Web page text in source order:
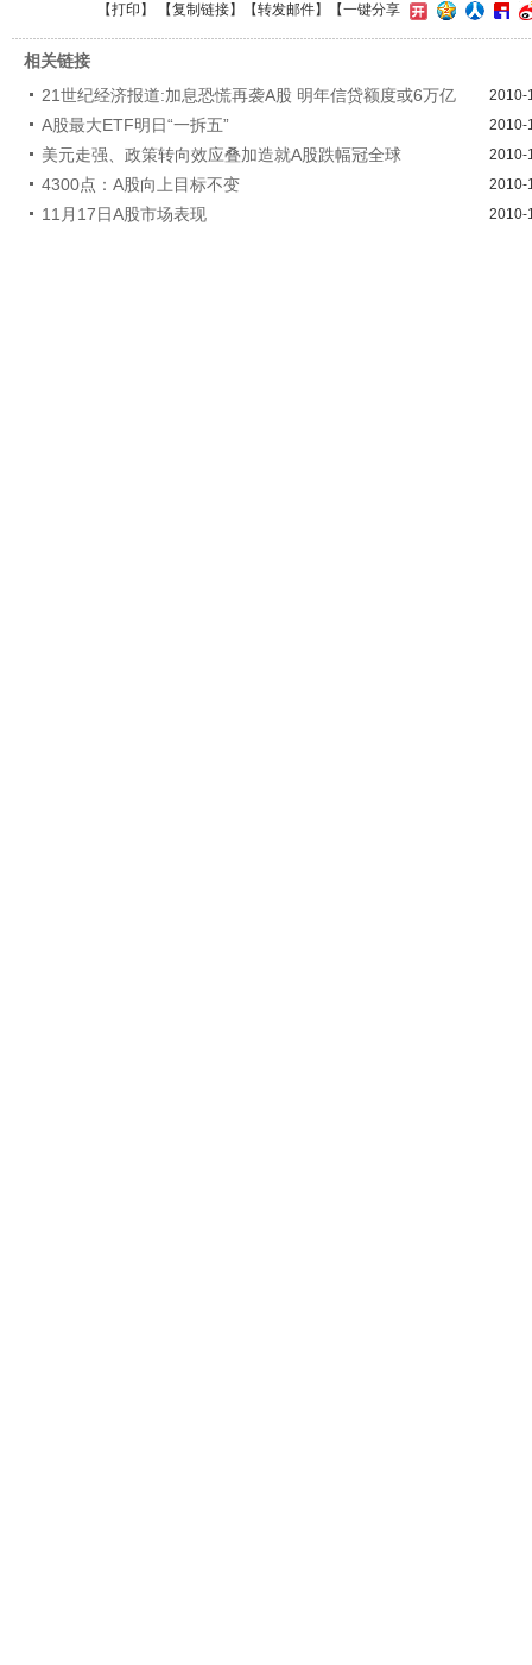
【打印 】 【复制链接】【转发邮件】 【一键分享
相关链接
21世纪经济报道:加息恐慌再袭A股 明年信贷额度或6万亿
2010-
A股最大ETF明日“一拆五” 2010-
美元走强、政策转向效应叠加造就A股跌幅冠全球 2010-
4300点：A股向上目标不变 2010-
11月17日A股市场表现 2010-